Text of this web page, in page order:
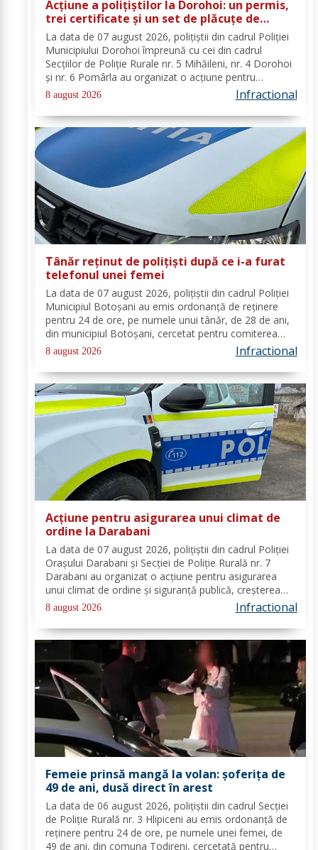
Acțiune a polițiștilor la Dorohoi: un permis,
trei certificate și un set de plăcuțe de
înmatriculare reținute
La data de 07 august 2026, polițiștii din cadrul Poliției
Municipiului Dorohoi împreună cu cei din cadrul
Secțiilor de Poliție Rurale nr. 5 Mihăileni, nr. 4 Dorohoi
și nr. 6 Pomârla au organizat o acțiune pentru
prevenirea și combaterea faptelor de natură penală și
contravențională, verificarea...
8 august 2026 Infractional
Tânăr reținut de polițiști după ce i-a furat
telefonul unei femei
La data de 07 august 2026, polițiștii din cadrul Poliției
Municipiul Botoșani au emis ordonanță de reținere
pentru 24 de ore, pe numele unui tânăr, de 28 de ani,
din municipiul Botoșani, cercetat pentru comiterea
infracțiunii de furt. În urma probatoriului administrat,
s-a stabilit faptul că, în...
8 august 2026 Infractional
Acțiune pentru asigurarea unui climat de
ordine la Darabani
La data de 07 august 2026, polițiștii din cadrul Poliției
Orașului Darabani și Secției de Poliție Rurală nr. 7
Darabani au organizat o acțiune pentru asigurarea
unui climat de ordine și siguranță publică, creșterea
gradului de siguranță rutieră și combaterea faptelor
antisociale, în localitatea...
8 august 2026 Infractional
Femeie prinsă mangă la volan: șoferița de
49 de ani, dusă direct în arest
La data de 06 august 2026, polițiștii din cadrul Secției
de Poliție Rurală nr. 3 Hlipiceni au emis ordonanță de
reținere pentru 24 de ore, pe numele unei femei, de
49 de ani, din comuna Todireni, cercetată pentru